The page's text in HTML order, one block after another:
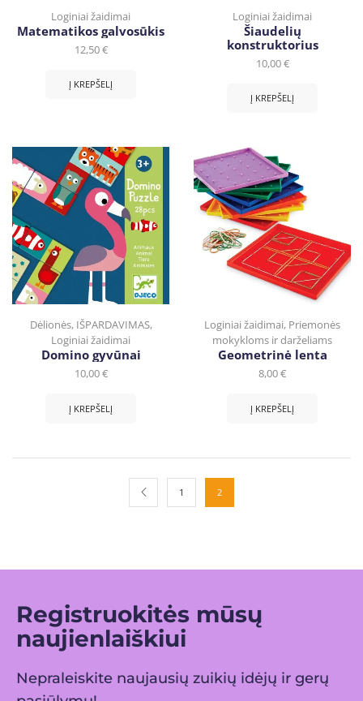
Loginiai žaidimai
Matematikos galvosūkis
12,50€
Į KREPŠELĮ
Loginiai žaidimai
Šiaudelių
konstruktorius
10,00€
Į KREPŠELĮ
Dėlionės, IŠPARDAVIMAS,
Loginiai žaidimai
Domino gyvūnai
10,00€
Į KREPŠELĮ
Loginiai žaidimai, Priemonės
mokykloms ir darželiams
Geometrinė lenta
8,00€
Į KREPŠELĮ
1 2
Registruokitės mūsų
naujienlaiškiui
Nepraleiskite naujausių zuikių idėjų ir gerų